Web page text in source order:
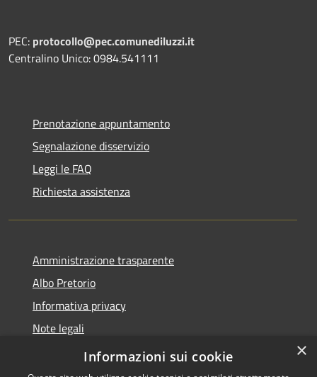
PEC: protocollo@pec.comunediluzzi.it
Centralino Unico: 0984.541111
Prenotazione appuntamento
Segnalazione disservizio
Leggi le FAQ
Richiesta assistenza
Amministrazione trasparente
Albo Pretorio
Informativa privacy
Note legali
Dichiarazione di accessibilità
×
Informazioni sui cookie